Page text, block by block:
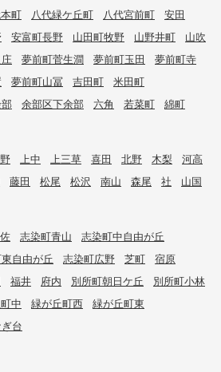
町 八代緑ケ丘町 八代宮前町
安田
安富町長野 山田町牧野 山野井町
山吹
夢前町菅生澗 夢前町玉田
夢前町寺
夢前町山冨 吉田町
米田町
余部区下余部 六角 若菜町 綿町
上中 上三草 喜田 北野 木梨
河高
藤田 松尾 松沢 南山 森尾 社 山国
志染町青山
志染町中自由が丘
自由が丘 志染町広野 芝町
宿原
福井 府内 別所町朝日ケ丘
別所町小林
中 緑が丘町西
緑が丘町東
台